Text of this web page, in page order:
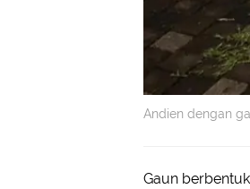
Andien dengan
Gaun